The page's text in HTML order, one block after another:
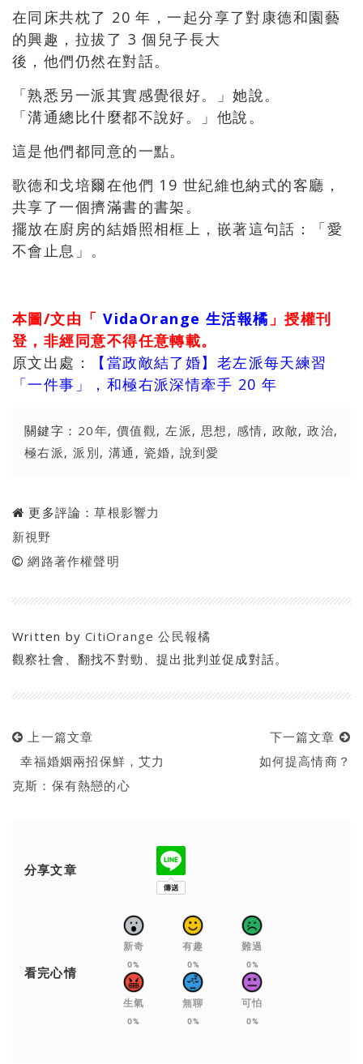
在同床共枕了 20 年，一起分享了對康德和園藝
的興趣，拉拔了 3 個兒子長大
後，他們仍然在對話。
「熟悉另一派其實感覺很好。」她說。
「溝通總比什麼都不說好。」他說。
這是他們都同意的一點。
歌德和戈培爾在他們 19 世紀維也納式的客廳，
共享了一個擠滿書的書架。
擺放在廚房的結婚照相框上，嵌著這句話：「愛
不會止息」。
本圖/文由「 VidaOrange 生活報橘 」授權刊
登，非經同意不得任意轉載。
原文出處：
【當政敵結了婚】老左派每天練習
「一件事」，和極右派深情牽手 20 年
關鍵字： 20年, 價值觀,左派, 思想 , 感情, 政敵,政治,
極右派,派別, 溝通 , 瓷婚, 說到愛
更多評論：草根影響力
新視野
網路著作權聲明
Written byCitiOrange 公民報橘
觀察社會、翻找不對勁、提出批判並促成對話。
上一篇文章
幸福婚姻兩招保鮮，艾力
克斯：保有熱戀的心
下一篇文章
如何提高情商？
分享文章
看完心情
新奇
0%
有趣
0%
難過
0%
生氣
0%
無聊
0%
可怕
0%